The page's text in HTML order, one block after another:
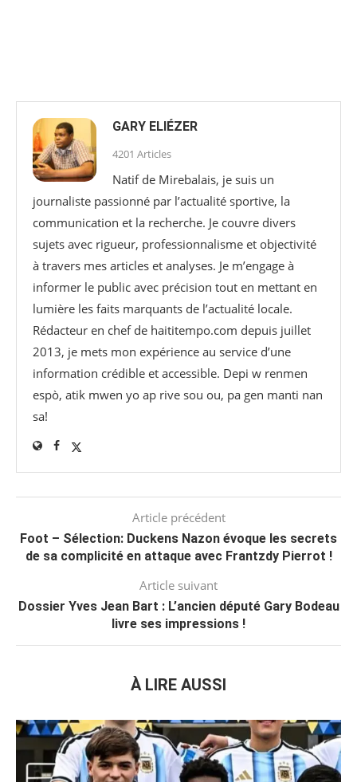
GARY ELIÉZER
4201 Articles
Natif de Mirebalais, je suis un
journaliste passionné par l’actualité sportive, la
communication et la recherche. Je couvre divers
sujets avec rigueur, professionnalisme et objectivité
à travers mes articles et analyses. Je m’engage à
informer le public avec précision tout en mettant en
lumière les faits marquants de l’actualité locale.
Rédacteur en chef de haititempo.com⁠ depuis juillet
2013, je mets mon expérience au service d’une
information crédible et accessible. Depi w renmen
espò, atik mwen yo ap rive sou ou, pa gen manti nan
sa!
Article précédent
Foot – Sélection: Duckens Nazon évoque les secrets
de sa complicité en attaque avec Frantzdy Pierrot !
Article suivant
Dossier Yves Jean Bart : L’ancien député Gary Bodeau
livre ses impressions !
À LIRE AUSSI